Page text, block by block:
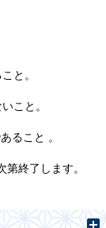
と。
こと。
ること 。
終了します。